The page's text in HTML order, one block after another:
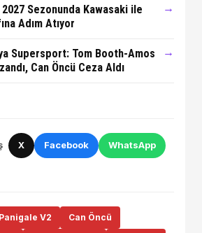
Sezonunda Kawasaki ile
Adım Atıyor
→
Supersport: Tom Booth-Amos
Can Öncü Ceza Aldı
→
X Facebook WhatsApp
V2 Can Öncü